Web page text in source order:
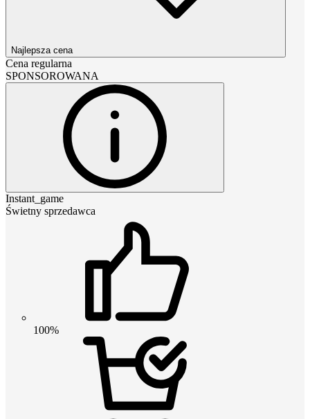
Najlepsza cena
Cena regularna
SPONSOROWANA
Instant_game
Świetny sprzedawca
100%